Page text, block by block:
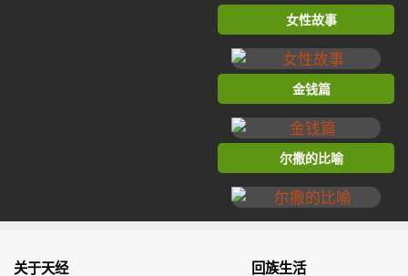
女性故事
金钱篇
尔撒的比喻
关于天经 回族生活